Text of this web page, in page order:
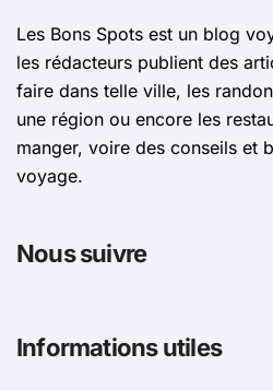
Les Bons Spots est un blog
les rédacteurs publient des
faire dans telle ville, les
une région ou encore les
manger, voire des conseils et
voyage.
Nous suivre
Informations utiles